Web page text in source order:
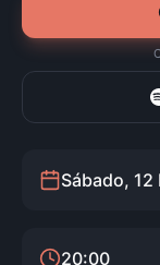
Sábado,
20:00